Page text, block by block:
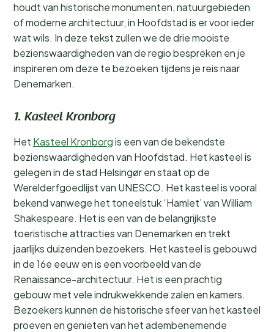
houdt van historische monumenten, natuurgebieden
of moderne architectuur, in Hoofdstad is er voor ieder
wat wils. In deze tekst zullen we de drie mooiste
bezienswaardigheden van de regio bespreken en je
inspireren om deze te bezoeken tijdens je reis naar
Denemarken.
1. Kasteel Kronborg
Het Kasteel Kronborgis een van de bekendste
bezienswaardigheden van Hoofdstad. Het kasteel is
gelegen in de stad Helsingør en staat op de
Werelderfgoedlijst van UNESCO. Het kasteel is vooral
bekend vanwege het toneelstuk ‘Hamlet’ van William
Shakespeare. Het is een van de belangrijkste
toeristische attracties van Denemarken en trekt
jaarlijks duizenden bezoekers. Het kasteel is gebouwd
in de 16e eeuw en is een voorbeeld van de
Renaissance-architectuur. Het is een prachtig
gebouw met vele indrukwekkende zalen en kamers.
Bezoekers kunnen de historische sfeer van het kasteel
proeven en genieten van het adembenemende